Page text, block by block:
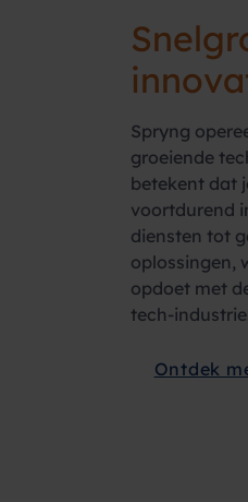
Spryng
groeiende
betekent dat
voortdurend
diensten tot
oplossingen,
opdoet met
tech-
Ontdek